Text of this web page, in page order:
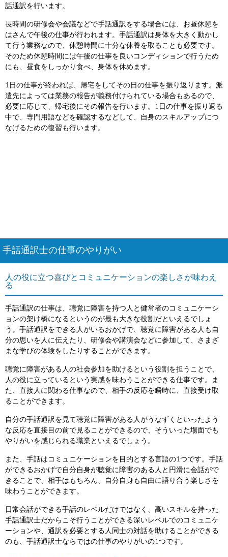
話通訳を行います。
長時間の研修会や会議などで手話通訳をする場合には、お昼休憩を
はさんで午後の仕事が行われます。手話通訳は身体を大きく動かし
て行う業務なので、休憩時間に十分な休養を取ることも必要です。
そのため休憩時間には午後の仕事を良いコンディションで行うため
にも、昼食をしっかり食べ、身体を休めます。
1日の仕事が終われば、帰宅をしてその日の仕事を振り返ります。派
遣先によっては業務の報告が義務付けられている場合もあるので、
必要に応じて、帰宅後にその報告を行います。1日の仕事を振り返る
中で、専門用語などを確認するなどして、自身のスキルアップにつ
なげるための復習も行います。
手話通訳士の仕事のやりがい
人の役に立つ喜びとコミュニケーションの楽しさが味わえ
る
手話通訳の仕事は、聴覚に障害を持つ人と健常者のコミュニケーシ
ョンの架け橋になるというのが最も大きな役割だといえるでしょ
う。手話通訳をできる人がいるおかげで、聴覚に障害がある人も自
分の思いを人に伝えたり、研修会や講演会などに参加して、さまざ
まな学びの体験をしたりすることができます。
聴覚に障害がある人の社会参加を助けるという役割を担うことで、
人の役に立っているという実感を味わうことができる仕事です。ま
た、直接人に関わる仕事なので、相手の反応を瞬時に、直接受け取
ることができます。
自分の手話通訳を見て聴覚に障害がある人がうなずくといったよう
な反応を直接目の前で見ることができるので、そういった場面でも
やりがいを感じられる職業といえるでしょう。
また、手話はコミュニケーションを目的とする言語の1つです。手話
ができるおかげで自分自身が聴覚に障害のある人と円滑に会話がで
きることで、相手はもちろん、自分自身も自由に語り合う楽しさを
味わうことができます。
日常会話ができる手話のレベルだけではなく、高いスキルを持った
手話通訳士だからこそ行うことができる深いレベルでのコミュニケ
ーションや、通訳を必要とする人同士の対話を助けることができる
のも、手話通訳士ならではの仕事のやりがいの1つです。